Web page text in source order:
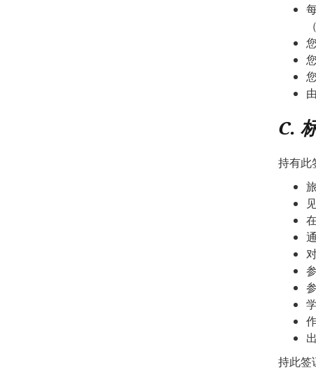
C.
持有此
持此签